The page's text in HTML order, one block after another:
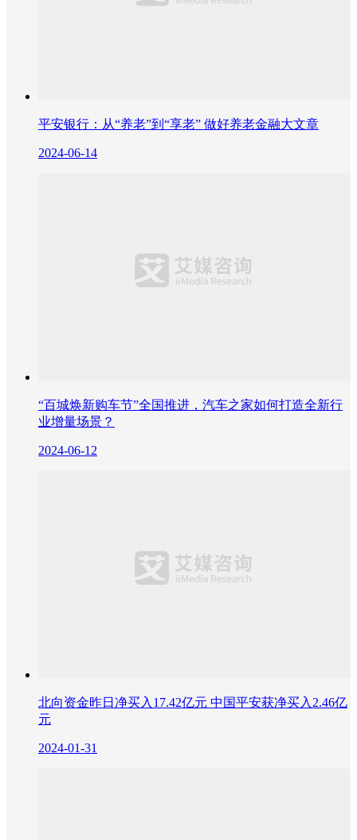
平安银行：从“养老”到“享老” 做好养老金融大文章
2024-06-14
“百城焕新购车节”全国推进，汽车之家如何打造全新行
业增量场景？
2024-06-12
北向资金昨日净买入17.42亿元 中国平安获净买入2.46亿
元
2024-01-31